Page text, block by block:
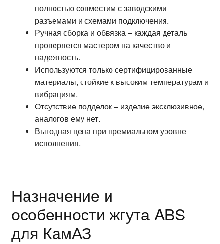
полностью совместим с заводскими
разъемами и схемами подключения.
Ручная сборка и обвязка – каждая деталь
проверяется мастером на качество и
надежность.
Используются только сертифицированные
материалы, стойкие к высоким температурам и
вибрациям.
Отсутствие подделок – изделие эксклюзивное,
аналогов ему нет.
Выгодная цена при премиальном уровне
исполнения.
Назначение и
особенности жгута ABS
для КамАЗ